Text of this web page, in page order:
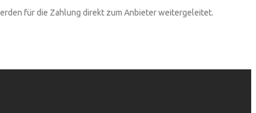
für die Zahlung direkt zum Anbieter weitergeleitet.